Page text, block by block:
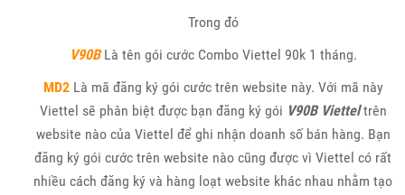
Trong đó
V90B Là tên gói cước Combo Viettel 90k 1 tháng.
MD2 Là mã đăng ký gói cước trên website này. Với mã này
Viettel sẽ phân biệt được bạn đăng ký gói V90B Vietteltrên
website nào của Viettel để ghi nhận doanh số bán hàng. Bạn
đăng ký gói cước trên website nào cũng được vì Viettel có rất
nhiều cách đăng ký và hàng loạt website khác nhau nhằm tạo